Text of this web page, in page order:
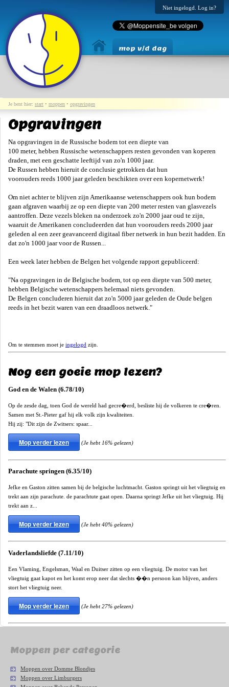
Niet ingelogd. Log in?
mop v/d dag
Je bent hier: start • moppen • opgravingen
Opgravingen
Na opgravingen in de Russische bodem tot een diepte van
100 meter, hebben Russische wetenschappers resten gevonden van koperen
draden, met een geschatte leeftijd van zo'n 1000 jaar.
De Russen hebben hieruit de conclusie getrokken dat hun
voorouders reeds 1000 jaar geleden beschikten over een kopernetwerk!
Om niet achter te blijven zijn Amerikaanse wetenschappers ook hun bodem
gaan afgraven waarbij ze op een diepte van 200 meter resten van glasvezels
aantroffen. Deze vezels bleken na onderzoek zo'n 2000 jaar oud te zijn,
waaruit de Amerikanen concludeerden dat hun voorouders reeds 2000 jaar
geleden al een zeer geavanceerd digitaal fiber netwerk in hun bezit hadden. En
dat zo'n 1000 jaar voor de Russen...
Een week later hebben de Belgen het volgende rapport gepubliceerd:
"Na opgravingen in de Belgische bodem, tot op een diepte van 500 meter,
hebben Belgische wetenschappers helemaal niets gevonden.
De Belgen concluderen hieruit dat zo'n 5000 jaar geleden de Oude belgen
reeds in het bezit waren van een draadloos netwerk."
Om te stemmen moet je ingelogd zijn.
Nog een goeie mop lezen?
God en de Walen (6.78/10)
Op de zesde dag, toen God de wereld had gecre�erd, besliste hij de volkeren te cre�ren.
Samen met St.-Pieter gaf hij elk volk zijn kwaliteiten.
Hij zij: "Dit zijn de Zwitsers: spaar...
Mop verder lezen (Je hebt 16% gelezen)
Parachute springen (6.35/10)
Jefke en Gaston zitten samen bij de belgische luchtmacht. Gaston springt uit het vliegtuig en
trekt aan zijn parachute. de parachtute gaat open. Daarna springt Jefke uit het vliegtuig. Hij
trekt aan z...
Mop verder lezen (Je hebt 40% gelezen)
Vaderlandsliefde (7.11/10)
Een Vlaming, Engelsman, Waal en Duitser zitten op een vliegtuig. De motor van het
vliegtuig gaat kapot en het komt erop neer dat slechts ��n persoon kan blijven, anders
stort het vliegtuig neer.
Mop verder lezen (Je hebt 27% gelezen)
Moppen per categorie
Moppen over Domme Blondjes
Moppen over Limburgers